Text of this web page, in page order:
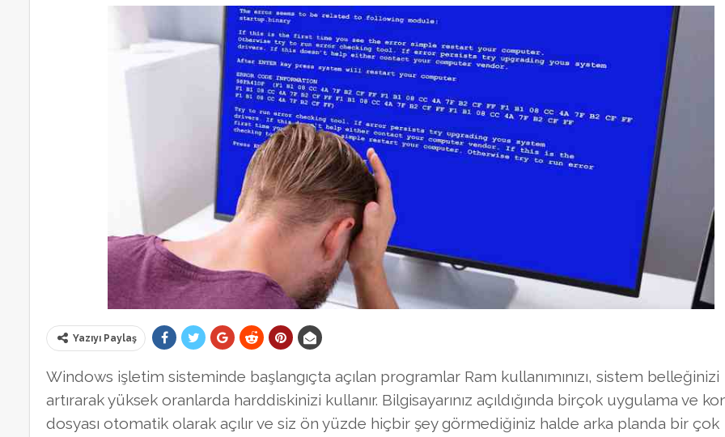
Yazıyı Paylaş
Windows işletim sisteminde başlangıçta açılan programlar Ram kullanımınızı, sistem belleğinizi
artırarak yüksek oranlarda harddiskinizi kullanır. Bilgisayarınız açıldığında birçok uygulama ve
dosyası otomatik olarak açılır ve siz ön yüzde hiçbir şey görmediğiniz halde arka planda bir çok